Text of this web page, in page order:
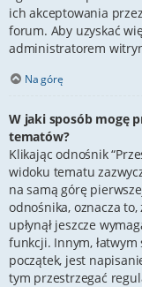
ich akceptowania
forum. Aby uzyskać
administratorem
Na górę
W jaki sposób mogę
tematów?
Klikając odnośnik
widoku tematu
na samą górę
odnośnika, oznacza
upłynął jeszcze
funkcji. Innym,
początek, jest
tym przestrzegać